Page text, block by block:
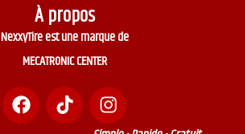
À propos
NexxyTire est une marque de
MECATRONIC CENTER